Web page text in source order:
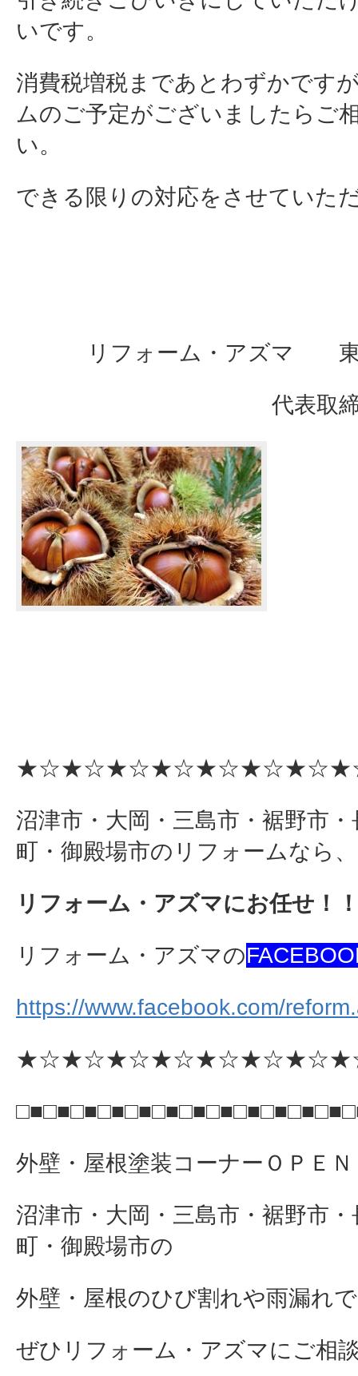
いです。
消費税増税まであとわずかです
ムのご予定がございましたらご
い。
できる限りの対応をさせていた
リフォーム・アズマ 東
代表取
沼津市・大岡・三島市・裾野市
町・御殿場市のリフォームなら、
リフォーム・アズマにお任せ！
リフォーム・アズマの
https://www.facebook.com/
外壁・屋根塗装コーナーＯＰＥ
沼津市・大岡・三島市・裾野市
町・御殿場市の
外壁・屋根のひび割れや雨漏れ
ぜひリフォーム・アズマにご相